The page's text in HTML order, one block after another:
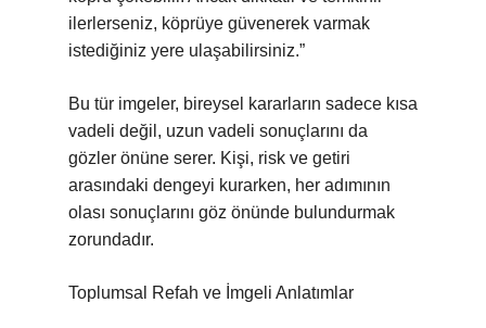
ilerlerseniz, köprüye güvenerek varmak
istediğiniz yere ulaşabilirsiniz.”
Bu tür imgeler, bireysel kararların sadece kısa
vadeli değil, uzun vadeli sonuçlarını da
gözler önüne serer. Kişi, risk ve getiri
arasındaki dengeyi kurarken, her adımının
olası sonuçlarını göz önünde bulundurmak
zorundadır.
Toplumsal Refah ve İmgeli Anlatımlar